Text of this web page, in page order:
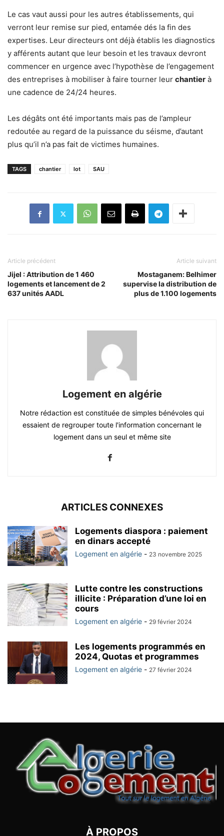
Le cas vaut aussi pour les autres établissements, qui
verront leur remise sur pied, entamée dés la fin des
expertises. Leur directeurs ont déjà établis les diagnostics
y afférents autant que leur besoin et les travaux devront
commencer en urgence avec l’hypothèse de l’engagement
des entreprises à mobiliser à faire tourner leur chantier à
une cadence de 24/24 heures.
Les dégâts ont été importants mais pas de l’ampleur
redoutée au regard de la puissance du séisme, d’autant
plus qu’il n’a pas fait de victimes humaines.
TAGS chantier lot SAU
Article précédent
Jijel : Attribution de 1 460
logements et lancement de 2
637 unités AADL
Article suivant
Mostaganem: Belhimer
supervise la distribution de
plus de 1.100 logements
Logement en algérie
Notre rédaction est constituée de simples bénévoles qui
essaient de regrouper toute l'information concernant le
logement dans un seul et même site
ARTICLES CONNEXES
Logements diaspora : paiement
en dinars accepté
Logement en algérie - 23 novembre 2025
Lutte contre les constructions
illicite : Préparation d’une loi en
cours
Logement en algérie - 29 février 2024
Les logements programmés en
2024, Quotas et programmes
Logement en algérie - 27 février 2024
À PROPOS